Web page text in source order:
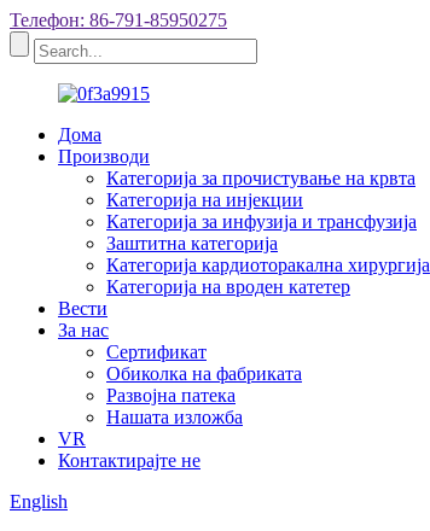
Телефон: 86-791-85950275
Дома
Производи
Категорија за прочистување на крвта
Категорија на инјекции
Категорија за инфузија и трансфузија
Заштитна категорија
Категорија кардиоторакална хирургија
Категорија на вроден катетер
Вести
За нас
Сертификат
Обиколка на фабриката
Развојна патека
Нашата изложба
VR
Контактирајте не
English